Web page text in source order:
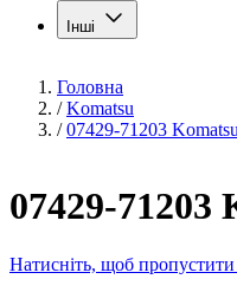
Інші
Головна
/ Komatsu
/ 07429-71203
07429-71203
Натисніть, щоб пропустити